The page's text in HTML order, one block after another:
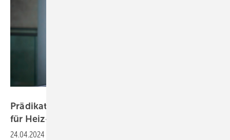
Prädikat wertvoll: Der hydraulische Abgleich
für Heiz- und
24.04.2024